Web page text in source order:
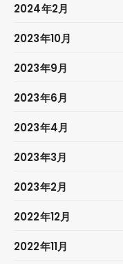
2024年2月
2023年10月
2023年9月
2023年6月
2023年4月
2023年3月
2023年2月
2022年12月
2022年11月